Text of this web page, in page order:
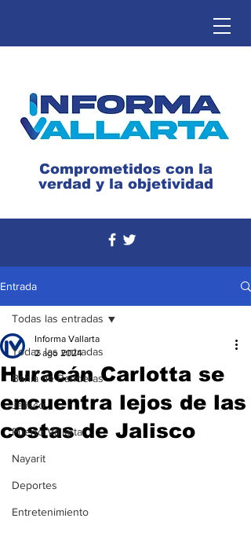
Comprometidos con la
verdad y la objetividad
Entrada
Todas las entradas
Bahía de Banderas
Jalisco
Puerto Vallarta
Nayarit
Deportes
Entretenimiento
Todas las entradas
Huracán Carlotta se
encuentra lejos de las
costas de Jalisco
Informa Vallarta
2 ago 2024